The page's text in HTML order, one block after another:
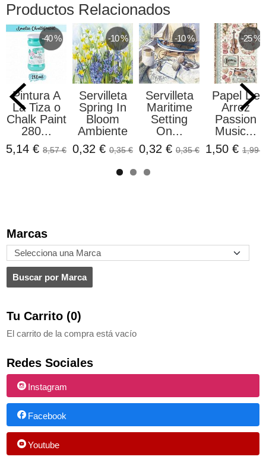
Marcas
Tu Carrito (0)
El carrito de la compra está vacío
Redes Sociales
Instagram
Facebook
Youtube
Productos Relacionados
-40 %
Pintura A
La Tiza o
Paint
280...
€ 8,57 €
-10 %
Servilleta
Spring In
Bloom
Ambiente
0,32 € 0,35 €
-10 %
Servilleta
Maritime
Setting
On...
0,32 € 0,35 €
-25 %
Papel De
Arroz
Passion
Music...
1,50 € 1,99 €